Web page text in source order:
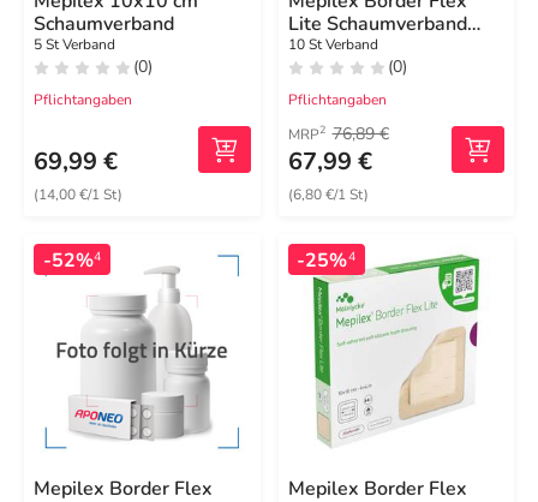
Schaumverband
5 St Verband
(0)
Pflichtangaben
69,99 €
(14,00 €/1 St)
Lite Schaumverband
4x5 cm
10 St Verband
(0)
Pflichtangaben
MRP2 76,89 €
67,99 €
(6,80 €/1 St)
-52%4
Mepilex Border Flex
-25%4
Mepilex Border Flex